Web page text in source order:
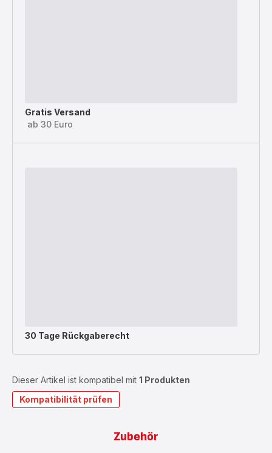
Gratis Versand
ab 30 Euro
30 Tage Rückgaberecht
Dieser Artikel ist kompatibel mit 1 Produkten
Kompatibilität prüfen
Zubehör